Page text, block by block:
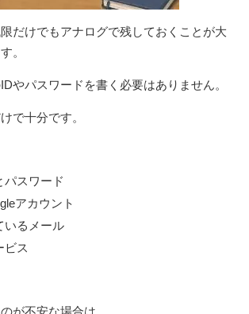
だけでもアナログで残しておくことが大
。
やパスワードを書く必要はありません。
で十分です。
パスワード
アカウント
いるメール
ビス
が不安な場合は、